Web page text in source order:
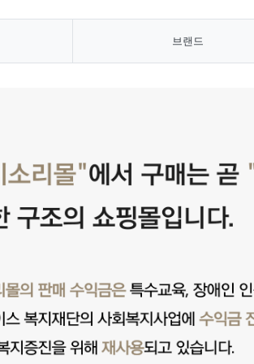
브랜드